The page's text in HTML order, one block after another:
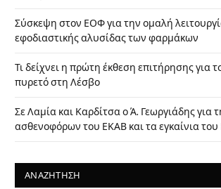
Σύσκεψη στον ΕΟΦ για την ομαλή
εφοδιαστικής αλυσίδας των φαρμάκων
Τι δείχνει η πρώτη έκθεση επιτήρησης για
πυρετό στη Λέσβο
Σε Λαμία και Καρδίτσα ο Ά. Γεωργιάδης για
ασθενοφόρων του ΕΚΑΒ και τα εγκαίνια
ΑΝΑΖΗΤΗΣΗ